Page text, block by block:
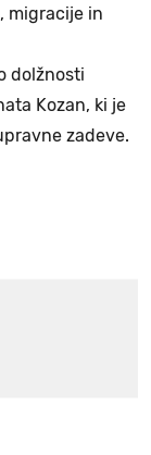
migracije in
dolžnosti
Kozan, ki je
zadeve.